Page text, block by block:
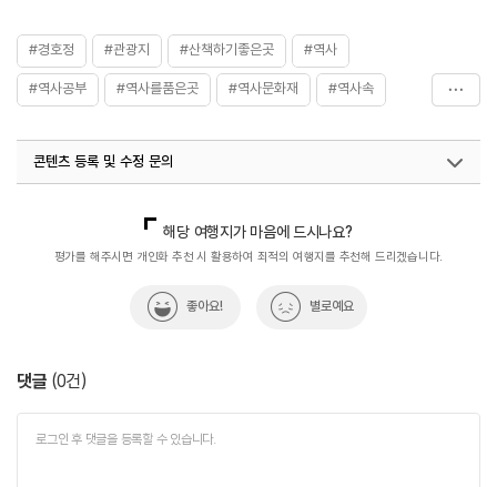
#경호정 #관광지 #산책하기좋은곳 #역사
#역사공부 #역사를품은곳 #역사문화재 #역사속
#역사이야기 #역사탐방
콘텐츠 등록 및 수정 문의
해당 여행지가 마음에 드시나요?
평가를 해주시면 개인화 추천 시 활용하여 최적의 여행지를 추천해 드리겠습니다.
좋아요! 별로예요
댓글 (0건)